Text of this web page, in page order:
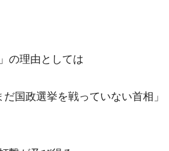
の理由としては
国政選挙を戦っていない首相」